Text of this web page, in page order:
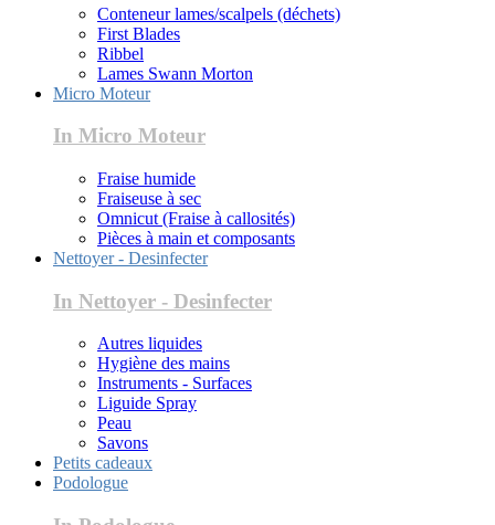
Conteneur lames/scalpels (déchets)
First Blades
Ribbel
Lames Swann Morton
Micro Moteur
In Micro Moteur
Fraise humide
Fraiseuse à sec
Omnicut (Fraise à callosités)
Pièces à main et composants
Nettoyer - Desinfecter
In Nettoyer - Desinfecter
Autres liquides
Hygiène des mains
Instruments - Surfaces
Liguide Spray
Peau
Savons
Petits cadeaux
Podologue